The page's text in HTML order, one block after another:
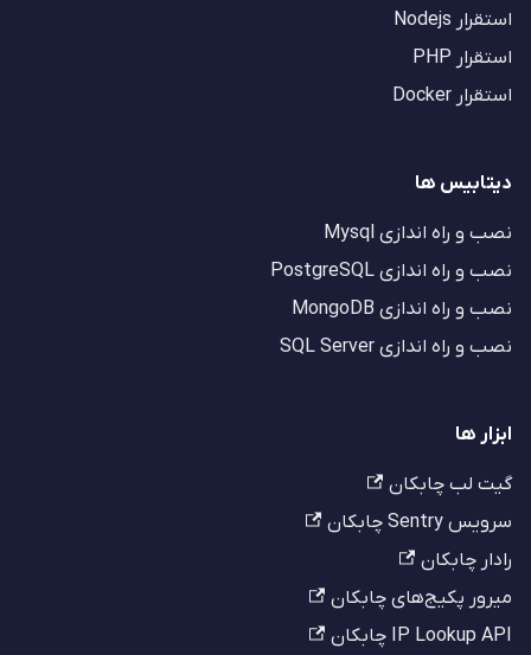
استقرار Nodejs
استقرار PHP
استقرار Docker
دیتابیس ها
نصب و راه اندازی Mysql
نصب و راه اندازی PostgreSQL
نصب و راه اندازی MongoDB
نصب و راه اندازی SQL Server
ابزار ها
گیت لب چابکان
سرویس Sentry چابکان
رادار چابکان
میرور پکیج‌های چابکان
IP Lookup API چابکان